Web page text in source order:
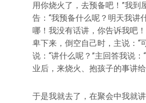
用你烧火了，去预备吧！”我到
告：“我预备什么呢？明天我讲
哪！我没有话讲，你告诉我吧
卑下来，倒空自己时，主说：“
说：“讲什么呢？”主回答我说：
业后，来烧火、抱孩子的事讲
于是我就去了，在聚会中我就